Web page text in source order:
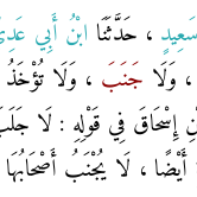
، حَدَّثَنَا ابْنُ أَبِي
، وَلَا جَنَبَ ، وَلَا
إِسْحَاقَ فِي قَوْلِهِ : لَا
، لَا يُجْنَبُ